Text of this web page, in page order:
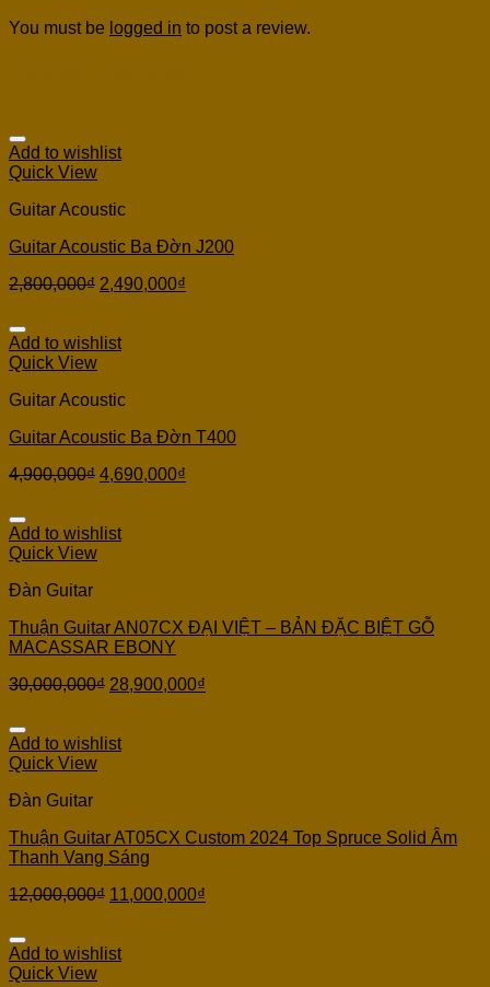
You must be logged in to post a review.
Add to wishlist
Quick View
Guitar Acoustic
Guitar Acoustic Ba Đờn J200
2,800,000₫ 2,490,000₫
Add to wishlist
Quick View
Guitar Acoustic
Guitar Acoustic Ba Đờn T400
4,900,000₫ 4,690,000₫
Add to wishlist
Quick View
Đàn Guitar
Thuận Guitar AN07CX ĐẠI VIỆT – BẢN ĐẶC BIỆT GỖ
MACASSAR EBONY
30,000,000₫ 28,900,000₫
Add to wishlist
Quick View
Đàn Guitar
Thuận Guitar AT05CX Custom 2024 Top Spruce Solid Âm
Thanh Vang Sáng
12,000,000₫ 11,000,000₫
Add to wishlist
Quick View